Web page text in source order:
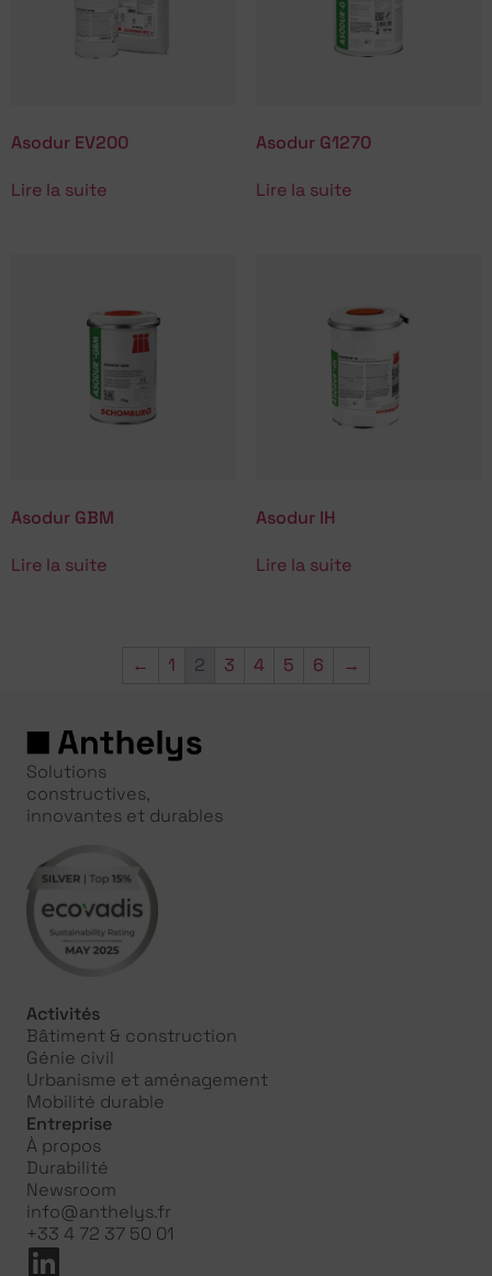
Asodur EV200
Lire la suite
Asodur G1270
Lire la suite
Asodur GBM
Lire la suite
Asodur IH
Lire la suite
← 1 2 3 4 5 6 →
Solutions
constructives,
innovantes et durables
Activités
Bâtiment & construction
Génie civil
Urbanisme et aménagement
Mobilité durable
Entreprise
À propos
Durabilité
Newsroom
info@anthelys.fr
+33 4 72 37 50 01